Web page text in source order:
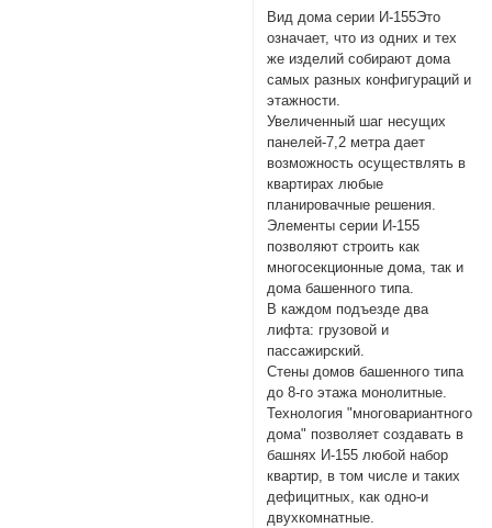
Вид дома серии И-155Это
означает, что из одних и тех
же изделий собирают дома
самых разных конфигураций и
этажности.
Увеличенный шаг несущих
панелей-7,2 метра дает
возможность осуществлять в
квартирах любые
планировачные решения.
Элементы серии И-155
позволяют строить как
многосекционные дома, так и
дома башенного типа.
В каждом подъезде два
лифта: грузовой и
пассажирский.
Стены домов башенного типа
до 8-го этажа монолитные.
Технология "многовариантного
дома" позволяет создавать в
башнях И-155 любой набор
квартир, в том числе и таких
дефицитных, как одно-и
двухкомнатные.